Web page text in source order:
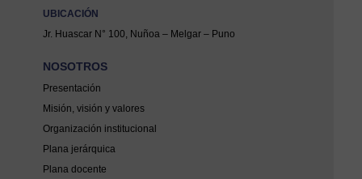
UBICACIÓN
Jr. Huascar N° 100, Nuñoa – Melgar – Puno
NOSOTROS
Presentación
Misión, visión y valores
Organización institucional
Plana jerárquica
Plana docente